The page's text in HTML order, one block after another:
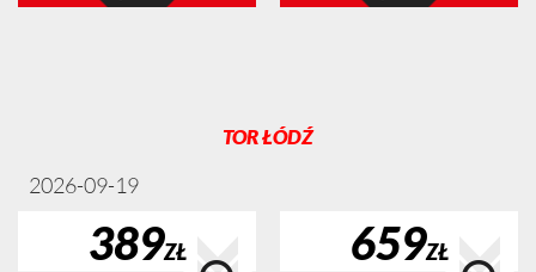
TOR ŁÓDŹ
2026-09-19
389ZŁ 659ZŁ